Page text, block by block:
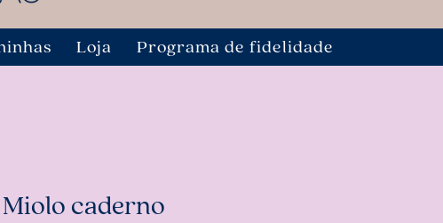
Loja Programa de fidelidade
Miolo caderno